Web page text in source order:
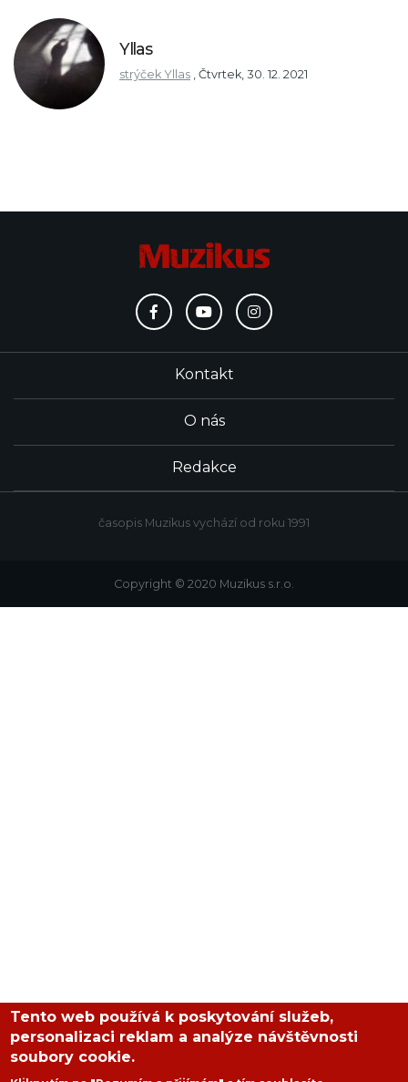
Yllas
strýček Yllas Čtvrtek, 30. 12. 2021
Kontakt
O nás
Redakce
časopis Muzikus vychází od roku 1991
Copyright © 2020 Muzikus s.r.o.
Tento web používá k poskytování služeb,
personalizaci reklam a analýze návštěvnosti
soubory cookie.